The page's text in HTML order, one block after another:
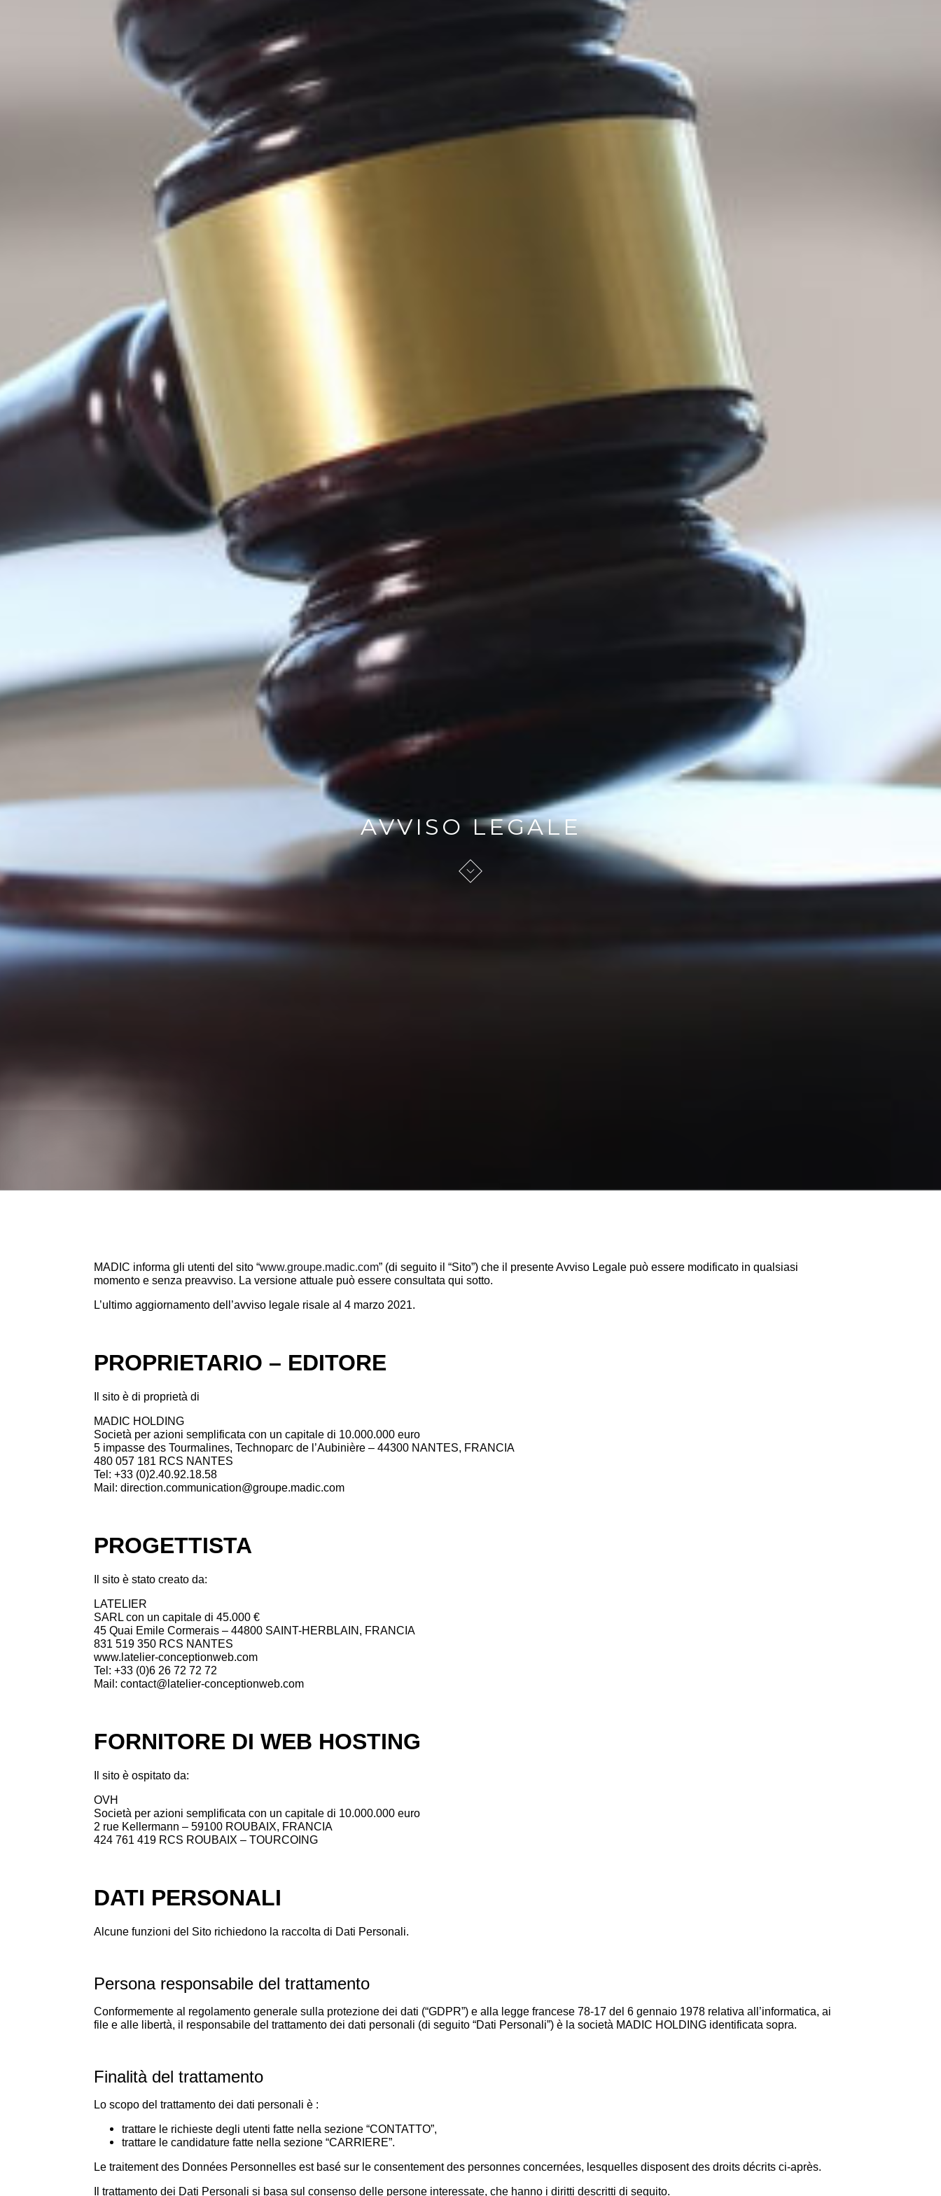
AVVISO LEGALE
MADIC informa gli utenti del sito “www.groupe.madic.com” (di seguito il “Sito”) che il presente Avviso Legale può essere modificato in qualsiasi
momento e senza preavviso. La versione attuale può essere consultata qui sotto.
L’ultimo aggiornamento dell’avviso legale risale al 4 marzo 2021.
PROPRIETARIO – EDITORE
Il sito è di proprietà di
MADIC HOLDING
Società per azioni semplificata con un capitale di 10.000.000 euro
5 impasse des Tourmalines, Technoparc de l’Aubinière – 44300 NANTES, FRANCIA
480 057 181 RCS NANTES
Tel:+33 (0)2.40.92.18.58
Mail: direction.communication@groupe.madic.com
PROGETTISTA
Il sito è stato creato da:
LATELIER
SARL con un capitale di 45.000 €
45 Quai Emile Cormerais – 44800 SAINT-HERBLAIN, FRANCIA
831 519 350 RCS NANTES
www.latelier-conceptionweb.com
Tel:+33 (0)6 26 72 72 72
Mail: contact@latelier-conceptionweb.com
FORNITORE DI WEB HOSTING
Il sito è ospitato da:
OVH
Società per azioni semplificata con un capitale di 10.000.000 euro
2 rue Kellermann – 59100 ROUBAIX, FRANCIA
424 761 419 RCS ROUBAIX – TOURCOING
DATI PERSONALI
Alcune funzioni del Sito richiedono la raccolta di Dati Personali.
Persona responsabile del trattamento
Conformemente al regolamento generale sulla protezione dei dati (“GDPR”) e alla legge francese 78-17 del 6 gennaio 1978 relativa all’informatica, ai
file e alle libertà, il responsabile del trattamento dei dati personali (di seguito “Dati Personali”) è la società MADIC HOLDING identificata sopra.
Finalità del trattamento
Lo scopo del trattamento dei dati personali è :
trattare le richieste degli utenti fatte nella sezione “CONTATTO”,
trattare le candidature fatte nella sezione “CARRIERE”.
Le traitement des Données Personnelles est basé sur le consentement des personnes concernées, lesquelles disposent des droits décrits ci-après.
Il trattamento dei Dati Personali si basa sul consenso delle persone interessate, che hanno i diritti descritti di seguito.